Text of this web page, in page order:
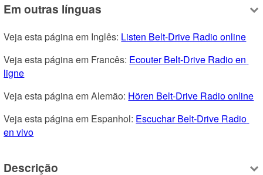
Em outras línguas
Veja esta página em Inglês: Listen Belt-Drive Radio online
Veja esta página em Francês: Ecouter Belt-Drive Radio en
ligne
Veja esta página em Alemão: Hören Belt-Drive Radio online
Veja esta página em Espanhol: Escuchar Belt-Drive Radio
en vivo
Descrição